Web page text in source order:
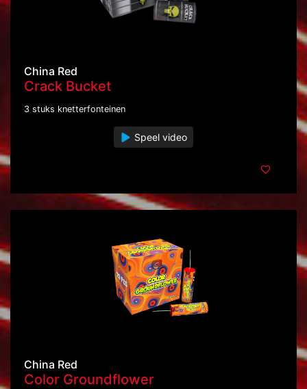
China Red
Crack Bucket
3 stuks knetterfonteinen
Speel video
China Red
Color Groundflower